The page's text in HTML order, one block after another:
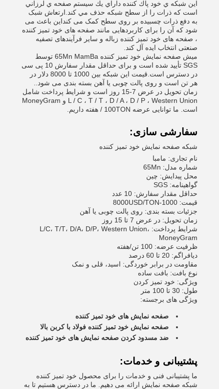
اين شبكه ي خود پاك كننده داراي يك سيستم صفحه ي لرزاني
است كه ذرات را از سطح شبكه حذف مي كند.ارتعاش شبک
به دفع ذرات چسبیده بر روی سطح کمک می کنداین باعث می
شود که آن را برای کاربردهایی مانند صفحه های خود تمیز کننده
، صفحه های خود تمیز کننده زباله و سایر فرآیندهای تصفیه
صنعتی انتخاب ایده آل کند.
میش صفحه نمایش خود تمیز کننده 65Mn MamBa توسط
SGS تأیید شده است و برای حداقل مقدار سفارش 10 پی سی
در دسترس است.قیمت این شبکه بین 1000 تا 8000 دلار در
هر تن است و روی پالت چوبی یا آهن بسته بندی می شود..
زمان تحویل در عرض 7-15 روز است و شرایط پرداخت شامل
L / C ، T / T ، D / A ، D / P ، Western Union و MoneyGram
است. ما توانایی عرضه 100TON / هفته داریم.
سفارشی سازی:
شبکه صفحه نمایش خود تمیز کننده
نام تجاری: مامبا
شماره مدل: 65Mn
محل پیدایش: چین
گواهینامه: SGS
حداقل مقدار سفارش: 10 عدد
قیمت: 1000-8000USD/TON
جزئیات بسته بندی: روی پالت چوبی یا آهن
زمان تحویل: در عرض 7 تا 15 روز
شرایط پرداخت: L/C، T/T، D/A، D/P، Western Union،
MoneyGram
ظرفیت عرضه: 100 تن/هفته
دیافراگم: 20 تا 60 درصد
مقاومت در برابر خوردگی: اسید، قلی و نمک
نوع بافت: بافت ساده
ویژگی: خود تمیز کردن
طول: 30 تا 100 متر
ویژگی های برجسته:
صفحه نمایش های خود تمیز کننده
صفحه نمایش خود تمیز کننده فولاد با کربن بالا
ضد مسدود کردن صفحه نمایش های خود تمیز کننده
پشتیبانی و خدمات:
ما پشتیبانی فنی و خدمات را برای محصول خود تمیز کننده
شبکه صفحه نمایش ارائه می دهیم. ما در دسترس هستیم تا به